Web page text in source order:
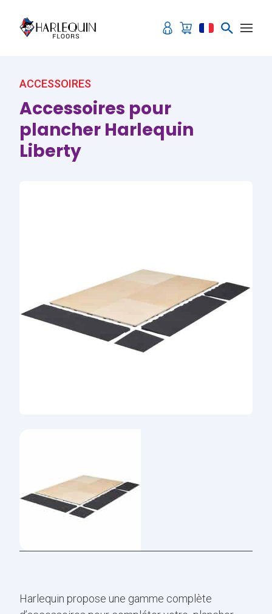
ACCESSOIRES
Accessoires pour
plancher Harlequin
Liberty
Harlequin propose une gamme complète